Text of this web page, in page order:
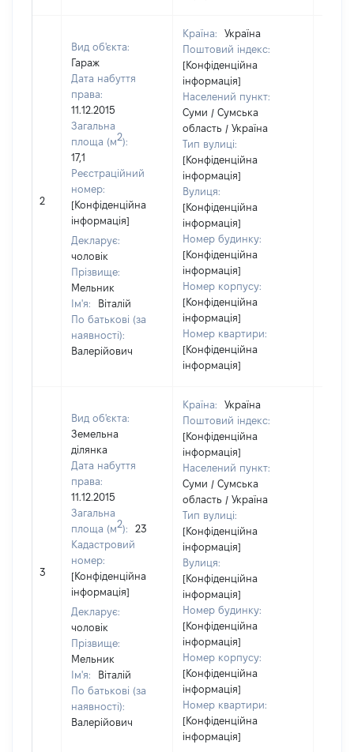
2
Вид об'єкта:
Гараж
Дата набуття
права:
11.12.2015
Загальна
площа (м2):
17,1
Реєстраційний
номер:
[Конфіденційна
інформація]
Декларує:
чоловік
Прізвище:
Мельник
Ім'я:
Віталій
По батькові (за
наявності):
Валерійович
Країна:
Україна
Поштовий індекс:
[Конфіденційна
інформація]
Населений пункт:
Суми / Сумська
область / Україна
Тип вулиці:
[Конфіденційна
інформація]
Вулиця:
[Конфіденційна
інформація]
Номер будинку:
[Конфіденційна
інформація]
Номер корпусу:
[Конфіденційна
інформація]
Номер квартири:
[Конфіденційна
інформація]
3
Вид об'єкта:
Земельна
ділянка
Дата набуття
права:
11.12.2015
Загальна
площа (м2):
23
Кадастровий
номер:
[Конфіденційна
інформація]
Декларує:
чоловік
Прізвище:
Мельник
Ім'я:
Віталій
По батькові (за
наявності):
Валерійович
Країна:
Україна
Поштовий індекс:
[Конфіденційна
інформація]
Населений пункт:
Суми / Сумська
область / Україна
Тип вулиці:
[Конфіденційна
інформація]
Вулиця:
[Конфіденційна
інформація]
Номер будинку:
[Конфіденційна
інформація]
Номер корпусу:
[Конфіденційна
інформація]
Номер квартири:
[Конфіденційна
інформація]